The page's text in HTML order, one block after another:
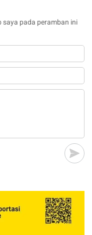
saya pada peramban ini